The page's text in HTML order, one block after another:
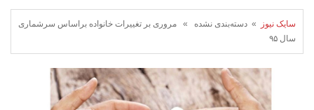
سایک نیوز
» دسته‌بندی نشده » مروری بر تغییرات خانواده براساس سرشماری
سال ۹۵